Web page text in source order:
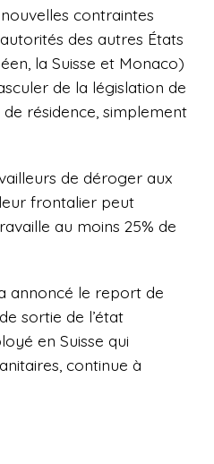
contraintes
des autres États
la Suisse et Monaco)
de la législation de
résidence, simplement
de déroger aux
frontalier peut
au moins 25% de
annoncé le report de
sortie de l’état
en Suisse qui
continue à